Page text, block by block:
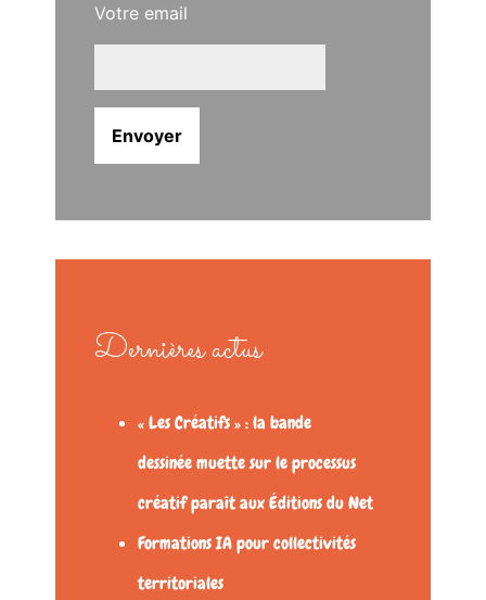
Votre email
Dernières actus
« Les Créatifs » : la bande
dessinée muette sur le processus
créatif paraît aux Éditions du Net
Formations IA pour collectivités
territoriales